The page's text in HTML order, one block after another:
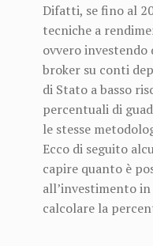
Difatti, se fino al
tecniche a
ovvero
broker su conti
di Stato a basso
percentuali di
le stesse
Ecco di seguito
capire quanto è
all’investimento
calcolare la